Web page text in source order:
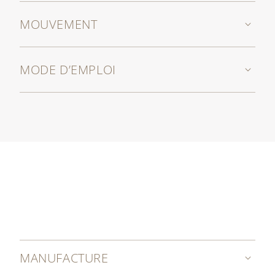
MOUVEMENT
MODE D’EMPLOI
MANUFACTURE